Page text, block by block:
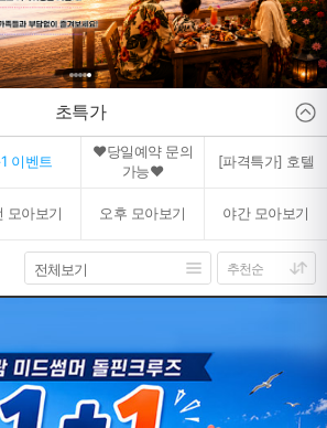
초특가
이벤트
♥당일예약 문의
가능♥
[파격특가] 호텔
모아보기 오후 모아보기 야간 모아보기